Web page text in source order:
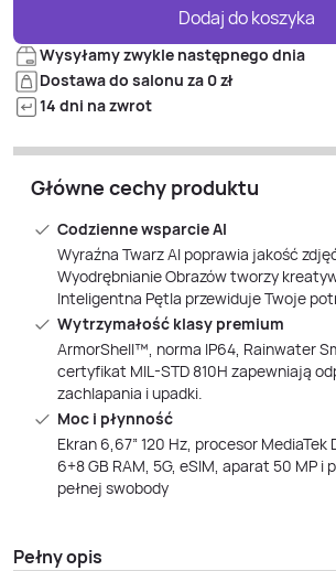
Dodaj do koszyka
Wysyłamy zwykle następnego dnia
Dostawa do salonu za 0 zł
14 dni na zwrot
Główne cechy produktu
Codzienne wsparcie AI
Wyraźna Twarz AI poprawia jakość
Wyodrębnianie Obrazów tworzy
Inteligentna Pętla przewiduje Twoje
Wytrzymałość klasy premium
ArmorShell™, norma IP64, Rainwater
certyfikat MIL-STD 810H zapewniają
zachlapania i upadki.
Moc i płynność
Ekran 6,67” 120 Hz, procesor
6+8 GB RAM, 5G, eSIM, aparat 50 MP i
pełnej swobody
Pełny opis